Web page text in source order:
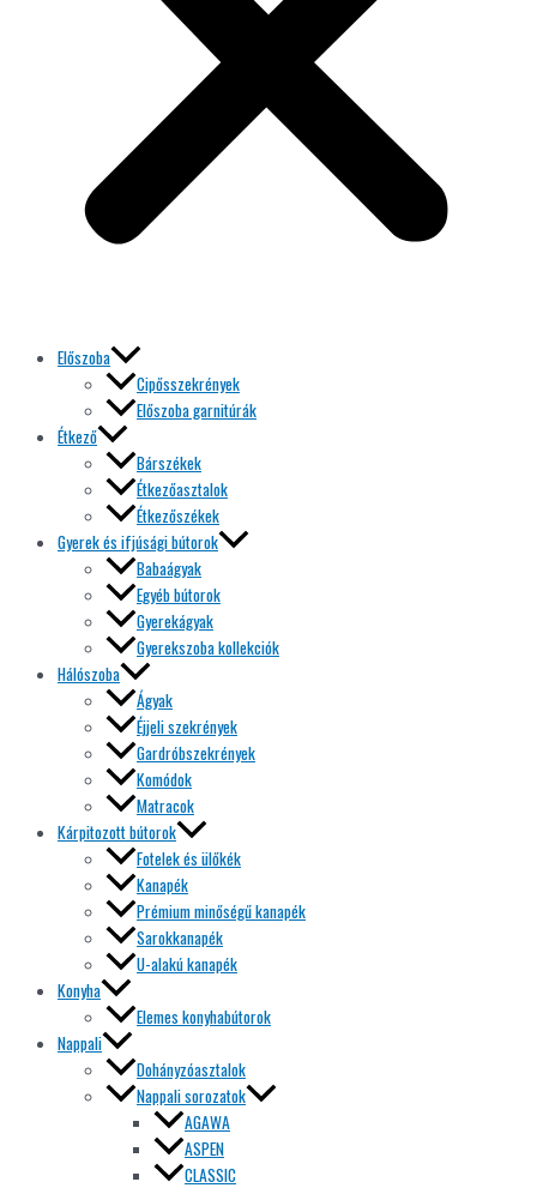
Előszoba
Cipősszekrények
Előszoba garnitúrák
Étkező
Bárszékek
Étkezőasztalok
Étkezőszékek
Gyerek és ifjúsági bútorok
Babaágyak
Egyéb bútorok
Gyerekágyak
Gyerekszoba kollekciók
Hálószoba
Ágyak
Éjjeli szekrények
Gardróbszekrények
Komódok
Matracok
Kárpitozott bútorok
Fotelek és ülőkék
Kanapék
Prémium minőségű kanapék
Sarokkanapék
U-alakú kanapék
Konyha
Elemes konyhabútorok
Nappali
Dohányzóasztalok
Nappali sorozatok
AGAWA
ASPEN
CLASSIC